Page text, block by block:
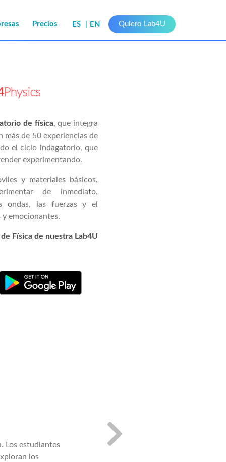
Precios ES EN Quiero Lab4U
de física, que integra
más de 50 experiencias de
el ciclo indagatorio, que
experimentando.
y materiales básicos,
de inmediato,
ondas, las fuerzas y el
emocionantes.
Física de nuestra Lab4U
Los estudiantes
los
Divertido y atractivo
Estudiantes aprenden